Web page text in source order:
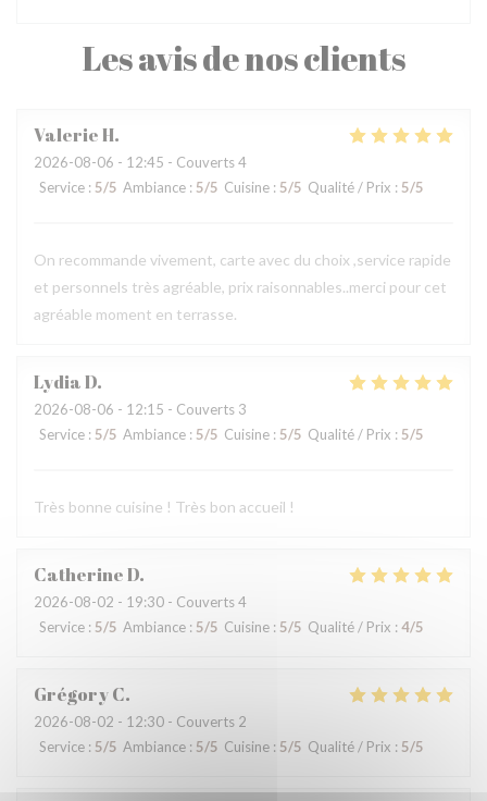
Les avis de nos clients
ValerieH
2026-08-06 - 12:45 - Couverts 4
Service : 5/5 Ambiance : 5/5 Cuisine : 5/5 Qualité / Prix : 5/5
On recommande vivement, carte avec du choix ,service rapide
et personnels très agréable, prix raisonnables..merci pour cet
agréable moment en terrasse.
LydiaD
2026-08-06 - 12:15 - Couverts 3
Service : 5/5 Ambiance : 5/5 Cuisine : 5/5 Qualité / Prix : 5/5
Très bonne cuisine ! Très bon accueil !
CatherineD
2026-08-02 - 19:30 - Couverts 4
Service : 5/5 Ambiance : 5/5 Cuisine : 5/5 Qualité / Prix :4/5
GrégoryC
2026-08-02 - 12:30 - Couverts 2
Service : 5/5 Ambiance : 5/5 Cuisine : 5/5 Qualité / Prix : 5/5